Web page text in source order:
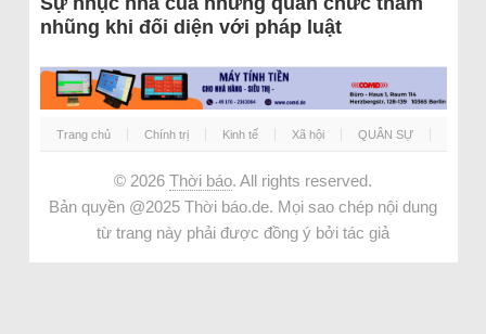
nhũng khi đối diện với pháp luật
Trang chủ Chính trị Kinh tế Xã hội QUÂN SỰ
© 2026 Thời báo. All rights reserved.
Bản quyền @2025 Thời báo.de. Mọi sao chép nội dung
từ trang này phải được đồng ý bởi tác giả